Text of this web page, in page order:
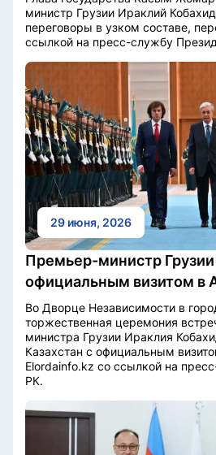
министр Грузии Ираклий
переговоры в узком составе,
ссылкой на пресс-службу
29 июня, 2026
Премьер-министр Грузии
официальным визитом в
Во Дворце Независимости в
торжественная церемония
министра Грузии Ираклия
Казахстан с официальным
Elordainfo.kz со ссылкой на
РК.